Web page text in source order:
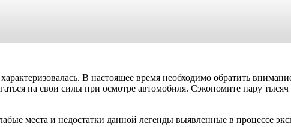
В настоящее время необходимо обратить
на свои силы при осмотре автомобиля. Сэкономите пару тысяч
места и недостатки данной легенды выявленные в процессе